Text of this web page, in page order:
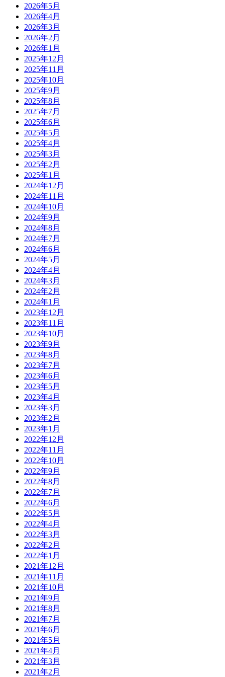
2026年5月
2026年4月
2026年3月
2026年2月
2026年1月
2025年12月
2025年11月
2025年10月
2025年9月
2025年8月
2025年7月
2025年6月
2025年5月
2025年4月
2025年3月
2025年2月
2025年1月
2024年12月
2024年11月
2024年10月
2024年9月
2024年8月
2024年7月
2024年6月
2024年5月
2024年4月
2024年3月
2024年2月
2024年1月
2023年12月
2023年11月
2023年10月
2023年9月
2023年8月
2023年7月
2023年6月
2023年5月
2023年4月
2023年3月
2023年2月
2023年1月
2022年12月
2022年11月
2022年10月
2022年9月
2022年8月
2022年7月
2022年6月
2022年5月
2022年4月
2022年3月
2022年2月
2022年1月
2021年12月
2021年11月
2021年10月
2021年9月
2021年8月
2021年7月
2021年6月
2021年5月
2021年4月
2021年3月
2021年2月